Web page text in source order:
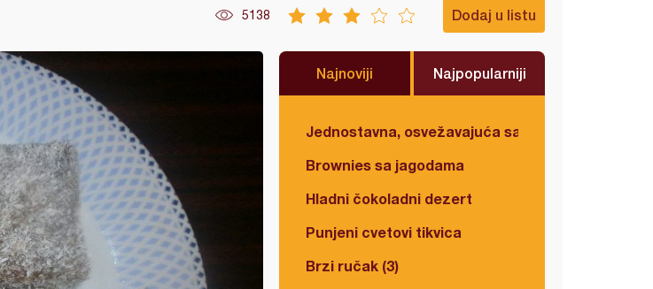
5138 Dodaj u listu
Najnoviji Najpopularniji
Jednostavna, osvežavajuća salata
Brownies sa jagodama
Hladni čokoladni dezert
Punjeni cvetovi tikvica
Brzi ručak (3)